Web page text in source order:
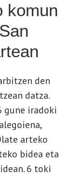
komun
den
datza.
gune iradoki
arteko
bidea eta
6 toki